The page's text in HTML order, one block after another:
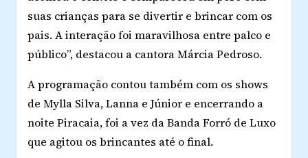
suas crianças para se divertir e brincar com os
pais. A interação foi maravilhosa entre palco e
público”, destacou a cantora Márcia Pedroso.
A programação contou também com os shows
de Mylla Silva, Lanna e Júnior e encerrando a
noite Piracaia, foi a vez da Banda Forró de Luxo
que agitou os brincantes até o final.